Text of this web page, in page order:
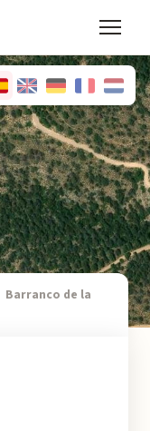
Barranco de la